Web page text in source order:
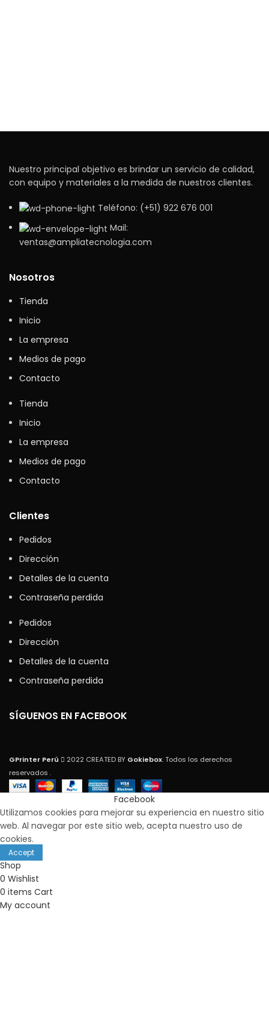
Nuestro principal objetivo es brindar un servicio de calidad,
con equipo y materiales a la medida de nuestros clientes.
Teléfono: (+51) 922 676 001
Mail:
ventas@ampliatecnologia.com
Nosotros
Tienda
Inicio
La empresa
Medios de pago
Contacto
Tienda
Inicio
La empresa
Medios de pago
Contacto
Clientes
Pedidos
Dirección
Detalles de la cuenta
Contraseña perdida
Pedidos
Dirección
Detalles de la cuenta
Contraseña perdida
SÍGUENOS EN FACEBOOK
GPrinter Perú 2022 CREATED BY Gokiebox. Todos los derechos
reservados .
Facebook
Utilizamos cookies para mejorar su experiencia en nuestro sitio
web. Al navegar por este sitio web, acepta nuestro uso de
cookies.
Accept
Shop
0 Wishlist
0 items Cart
My account